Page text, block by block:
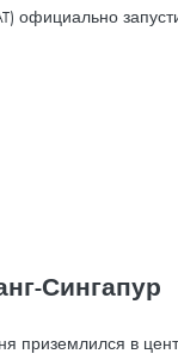
официально
Сингапур
приземлился в